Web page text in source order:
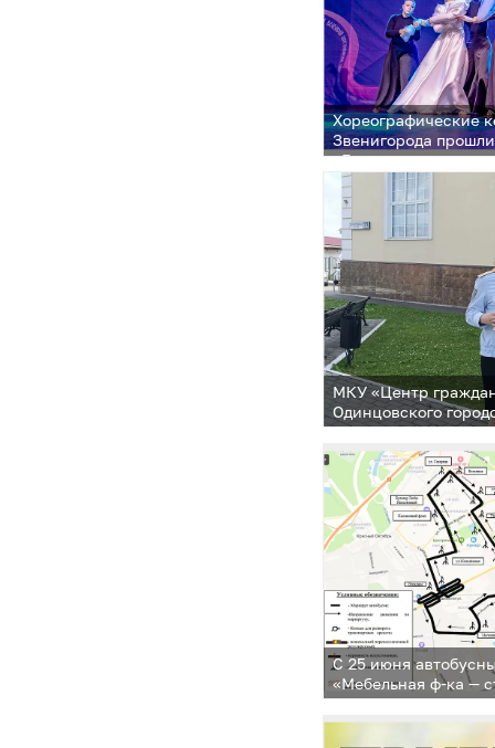
Хореографические
Звенигорода
«Город танцует в
МКУ «Центр
Одинцовского
Благодарственным
С 25 июня
«Мебельная ф-ка —
городок Одинцово-
Сосновая — ст. МЦД
к прежним схемам